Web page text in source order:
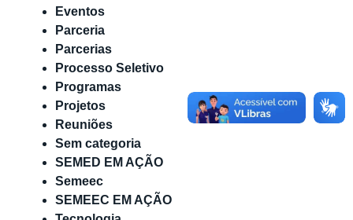
Eventos
Parceria
Parcerias
Processo Seletivo
Programas
Projetos
Reuniões
Sem categoria
SEMED EM AÇÃO
Semeec
SEMEEC EM AÇÃO